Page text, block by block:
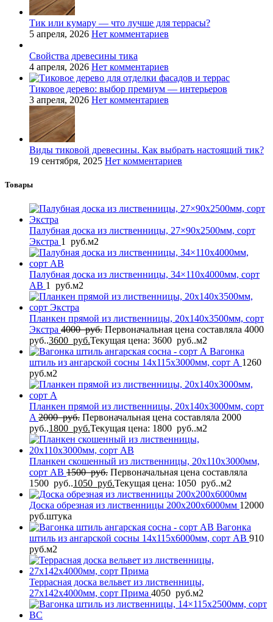
Тик или кумару — что лучше для террасы?
5 апреля, 2026 Нет комментариев
Свойства древесины тика
4 апреля, 2026 Нет комментариев
Тиковое дерево: выбор премиум — интерьеров
3 апреля, 2026 Нет комментариев
Виды тиковой древесины. Как выбрать настоящий тик?
19 сентября, 2025 Нет комментариев
Товары
Палубная доска из лиственницы, 27×90x2500мм, сорт
Экстра 1 руб.м2
Палубная доска из лиственницы, 34×110x4000мм, сорт
AB 1 руб.м2
Планкен прямой из лиственницы, 20x140x3500мм, сорт
Экстра 4000руб. Первоначальная цена составляла 4000
руб..3600 руб.Текущая цена: 3600 руб..м2
Вагонка
штиль из ангарской сосны 14x115x3000мм, сорт A 1260
руб.м2
Планкен прямой из лиственницы, 20x140x3000мм, сорт
A 2000руб. Первоначальная цена составляла 2000
руб..1800 руб.Текущая цена: 1800 руб..м2
Планкен скошенный из лиственницы, 20x110x3000мм,
сорт AB 1500руб. Первоначальная цена составляла
1500 руб..1050 руб.Текущая цена: 1050 руб..м2
Доска обрезная из лиственницы 200x200x6000мм 12000
руб.штука
Вагонка
штиль из ангарской сосны 14x115x6000мм, сорт AB 910
руб.м2
Террасная доска вельвет из лиственницы,
27x142x4000мм, сорт Прима 4050 руб.м2